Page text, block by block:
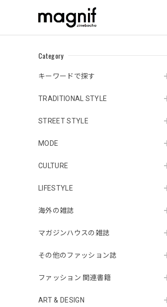
Category
キーワードで探す
TRADITIONAL STYLE
STREET STYLE
MODE
CULTURE
LIFESTYLE
海外の雑誌
マガジンハウスの雑誌
その他のファッション誌
ファッション 関連書籍
ART & DESIGN